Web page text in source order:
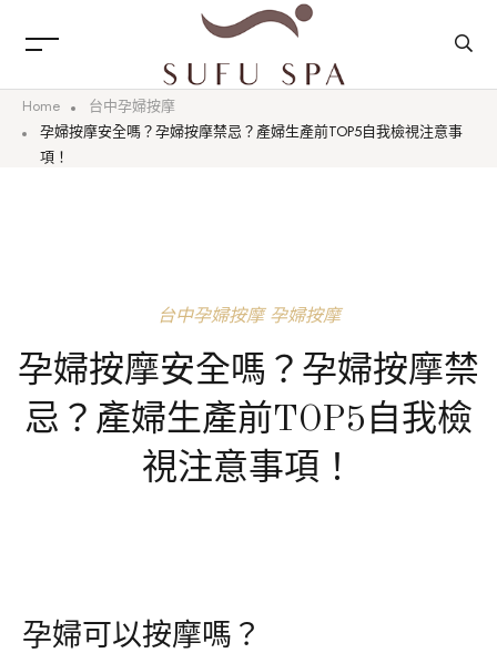
Home
台中孕婦按摩
孕婦按摩安全嗎？孕婦按摩禁忌？產婦生產前TOP5自我檢視注意事
項！
台中孕婦按摩孕婦按摩
孕婦按摩安全嗎？孕婦按摩禁
忌？產婦生產前TOP5自我檢
視注意事項！
孕婦可以按摩嗎？